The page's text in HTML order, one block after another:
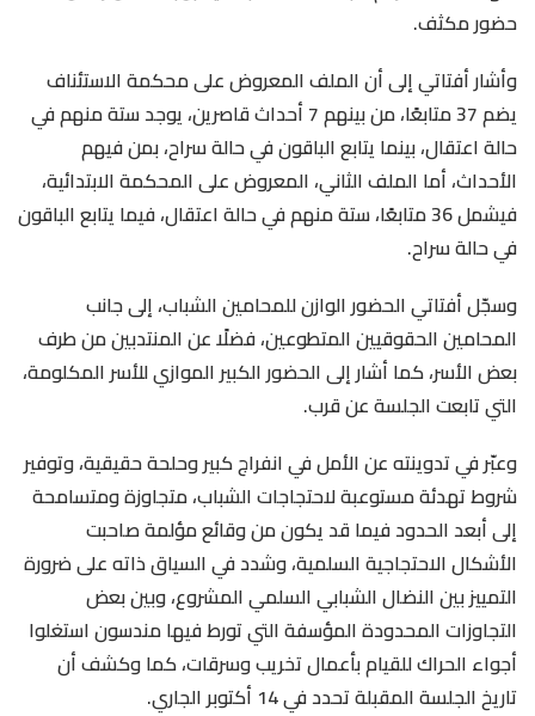
حضور مكثف.
وأشار أفتاتي إلى أن الملف المعروض على محكمة الاستئناف
يضم 37 متابعًا، من بينهم 7 أحداث قاصرين، يوجد ستة منهم في
حالة اعتقال، بينما يتابع الباقون في حالة سراح، بمن فيهم
الأحداث، أما الملف الثاني، المعروض على المحكمة الابتدائية،
فيشمل 36 متابعًا، ستة منهم في حالة اعتقال، فيما يتابع الباقون
في حالة سراح.
وسجّل أفتاتي الحضور الوازن للمحامين الشباب، إلى جانب
المحامين الحقوقيين المتطوعين، فضلًا عن المنتدبين من طرف
بعض الأسر، كما أشار إلى الحضور الكبير الموازي للأسر المكلومة،
التي تابعت الجلسة عن قرب.
وعبّر في تدوينته عن الأمل في انفراج كبير وحلحة حقيقية، وتوفير
شروط تهدئة مستوعبة لاحتجاجات الشباب، متجاوزة ومتسامحة
إلى أبعد الحدود فيما قد يكون من وقائع مؤلمة صاحبت
الأشكال الاحتجاجية السلمية، وشدد في السياق ذاته على ضرورة
التمييز بين النضال الشبابي السلمي المشروع، وبين بعض
التجاوزات المحدودة المؤسفة التي تورط فيها مندسون استغلوا
أجواء الحراك للقيام بأعمال تخريب وسرقات، كما وكشف أن
تاريخ الجلسة المقبلة تحدد في 14 أكتوبر الجاري.